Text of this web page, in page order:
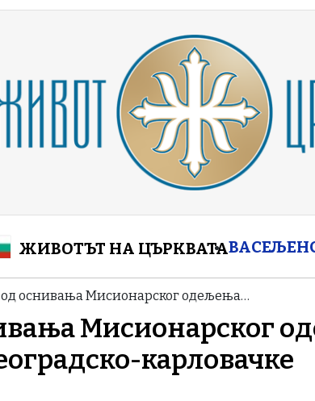
ЖИВОТЪТ НА ЦЪРКВАТА
оснивања Мисионарског одељења…
Мисионарског
карловачке